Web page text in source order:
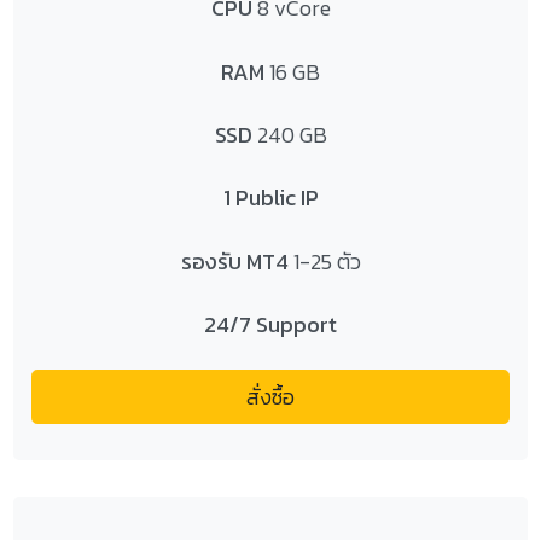
CPU8 vCore
RAM16 GB
SSD 240 GB
1 Public IP
รองรับ MT41-25 ตัว
24/7 Support
สั่งซื้อ